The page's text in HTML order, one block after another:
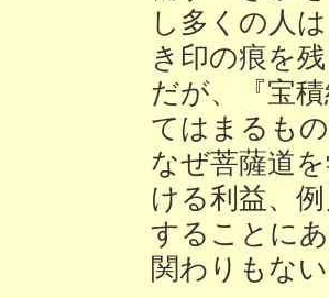
し多くの人
き印の痕を
だが、『宝
てはまるも
なぜ菩薩道
ける利益、
することに
関わりもな